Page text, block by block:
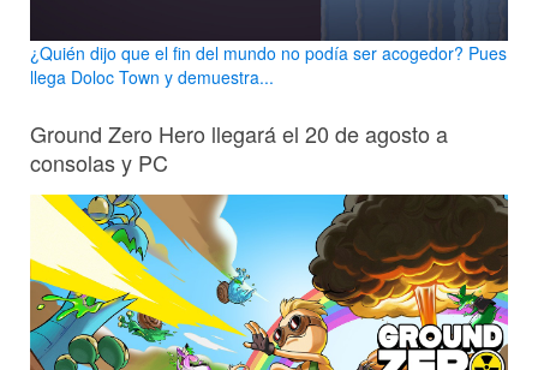
¿Quién dijo que el fin del mundo no podía ser acogedor? Pues
llega Doloc Town y demuestra...
Ground Zero Hero llegará el 20 de agosto a
consolas y PC